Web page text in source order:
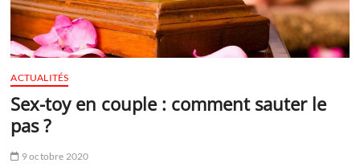
ACTUALITÉS
Sex-toy en couple : comment sauter le
pas ?
9 octobre 2020